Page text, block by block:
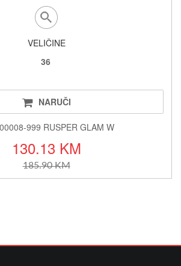
VELIČINE
36
NARUČI
999 RUSPER GLAM W
130.13 KM
185.90 KM